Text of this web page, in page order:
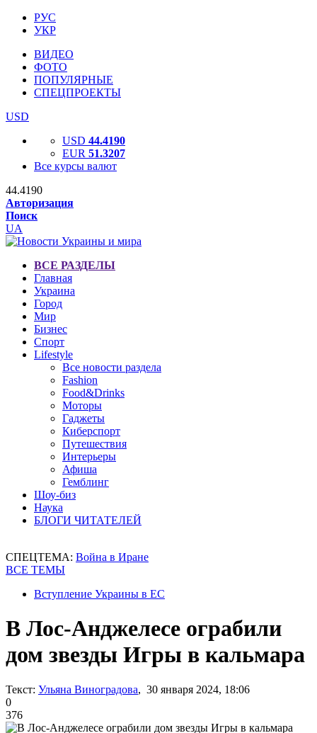
РУС
УКР
ВИДЕО
ФОТО
ПОПУЛЯРНЫЕ
СПЕЦПРОЕКТЫ
USD
USD 44.4190
EUR 51.3207
Все курсы валют
44.4190
Авторизация
Поиск
UA
ВСЕ РАЗДЕЛЫ
Главная
Украина
Город
Мир
Бизнес
Спорт
Lifestyle
Все новости раздела
Fashion
Food&Drinks
Моторы
Гаджеты
Киберспорт
Путешествия
Интерьеры
Афиша
Гемблинг
Шоу-биз
Наука
БЛОГИ ЧИТАТЕЛЕЙ
СПЕЦТЕМА: Война в Иране
ВСЕ ТЕМЫ
Вступление Украины в ЕС
В Лос-Анджелесе ограбили
дом звезды Игры в кальмара
Текст: Ульяна Виноградова, 30 января 2024, 18:06
0
376